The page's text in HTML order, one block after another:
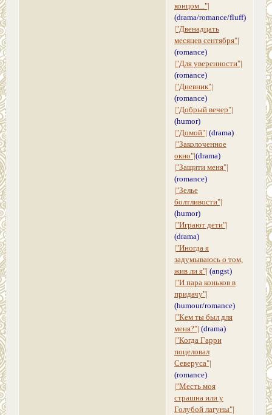
концом..."|
(drama/romance/fluff)
|"Двенадцать
месяцев сентября"|
(romance)
|"Для уверенности"|
(romance)
|"Дневник"|
(romance)
|"Добрый вечер"|
(humor)
|"Домой"| (drama)
|"Заколоченное
окно"| (drama)
|"Защити меня"|
(romance)
|"Зелье
болтливости"|
(humor)
|"Играют дети"|
(drama)
|"Иногда я
задумываюсь о том,
жив ли я"| (angst)
|"И пара коньков в
придачу"|
(humour/romance)
|"Кем ты был для
меня?"| (drama)
|"Когда Гарри
поцеловал
Северуса"|
(romance)
|"Месть моя
страшна или у
Голубой лагуны"|